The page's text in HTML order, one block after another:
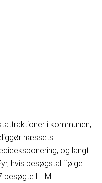
i kommunen,
næssets
og langt
hvis besøgstal ifølge
besøgte H. M.